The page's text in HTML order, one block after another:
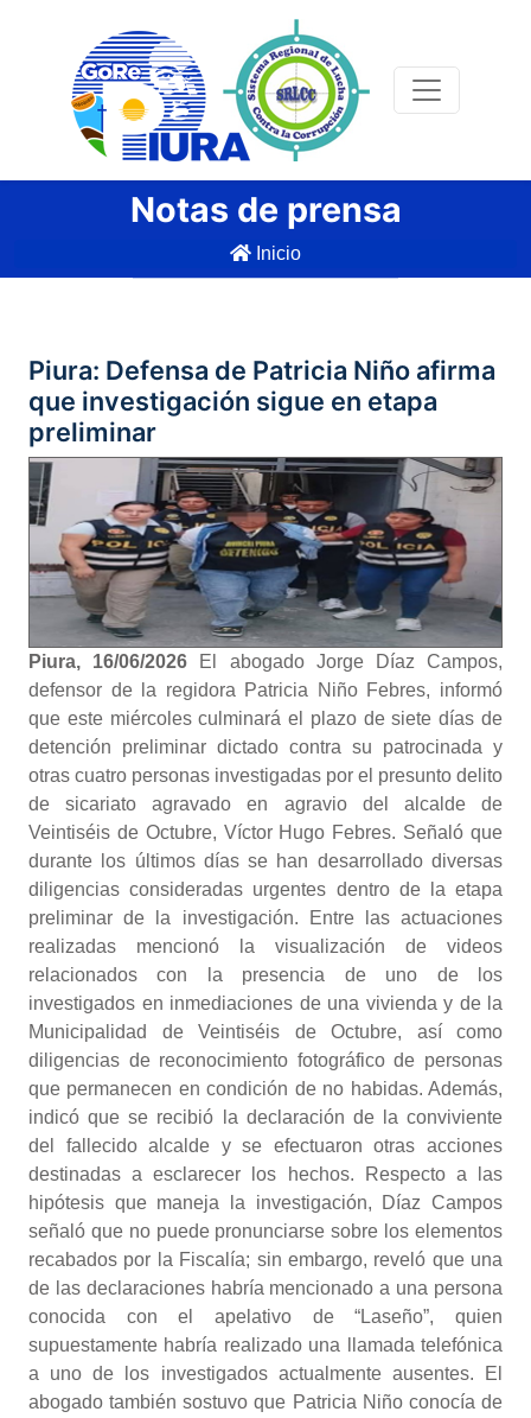
Notas de prensa
Inicio
Piura: Defensa de Patricia Niño afirma
que investigación sigue en etapa
preliminar
Piura, 16/06/2026 El abogado Jorge Díaz Campos,
defensor de la regidora Patricia Niño Febres, informó
que este miércoles culminará el plazo de siete días de
detención preliminar dictado contra su patrocinada y
otras cuatro personas investigadas por el presunto delito
de sicariato agravado en agravio del alcalde de
Veintiséis de Octubre, Víctor Hugo Febres. Señaló que
durante los últimos días se han desarrollado diversas
diligencias consideradas urgentes dentro de la etapa
preliminar de la investigación. Entre las actuaciones
realizadas mencionó la visualización de videos
relacionados con la presencia de uno de los
investigados en inmediaciones de una vivienda y de la
Municipalidad de Veintiséis de Octubre, así como
diligencias de reconocimiento fotográfico de personas
que permanecen en condición de no habidas. Además,
indicó que se recibió la declaración de la conviviente
del fallecido alcalde y se efectuaron otras acciones
destinadas a esclarecer los hechos. Respecto a las
hipótesis que maneja la investigación, Díaz Campos
señaló que no puede pronunciarse sobre los elementos
recabados por la Fiscalía; sin embargo, reveló que una
de las declaraciones habría mencionado a una persona
conocida con el apelativo de “Laseño”, quien
supuestamente habría realizado una llamada telefónica
a uno de los investigados actualmente ausentes. El
abogado también sostuvo que Patricia Niño conocía de